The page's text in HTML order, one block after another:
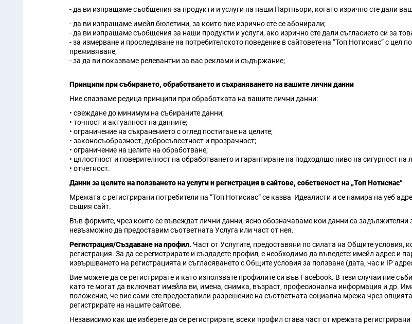
- да ви изпращаме съобщения за продукти и услуги на наши Партньори, когато изрично сте дали
- да ви изпращаме имейл бюлетини, за които вие изрично сте се абонирали;
- да ви изпращаме съобщения за наши продукти и услуги, ако изрично сте дали съгласието си за
- за измерване и проследяване на потребителското поведение в сайтовете на “Топ Нотисиас” с цел
преживяване;
- за да ви показваме релевантни за вас реклами и съдържание;
Принципи при събирането, обработването и съхраняването на вашите лични данни
Ние спазваме редица принципи при обработката на вашите лични данни:
• свеждане до минимум на събираните данни;
• точност и актуалност на данните;
• ограничение на съхранението с оглед постигане на целите;
• законосъобразност, добросъвестност и прозрачност;
• ограничение на целите на обработване;
• цялостност и поверителност на обработването и гарантиране на подходящо ниво на сигурност на
• отчетност.
Данни за целите на ползването на услуги и регистрация в сайтове, собственост на „Топ Нотисиас“
Мрежата с регистрирани потребители на “Топ Нотисиас” се казва Идеалисти и се намира на уеб
същия сайт.
Във формите, чрез които се въвеждат лични данни, ясно обозначаваме кои данни са задължителни
невъзможно да предоставим съответната Услуга или част от нея.
Регистрация/Създаване на профил.Част от Услугите, предоставяни по силата на Общите условия,
регистрация. За да се регистрирате и създадете профил, е необходимо да въведете: имейл адрес и
извършването на регистрацията и съгласяването с Общите условия за ползване (дата, час и IP
Вие можете да се регистрирате и като използвате профилите си във Facebook. В тези случаи ние
като те могат да включват имейла ви, имена, снимка, възраст, професионална информация и др.
положение, че вие сами сте предоставили разрешение на съответната социална мрежа чрез
регистрирате на нашите сайтове.
Независимо как ще изберете да се регистрирате, всеки профил става част от мрежата регистрирани